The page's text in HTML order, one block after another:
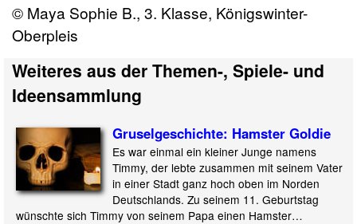
© Maya Sophie B., 3. Klasse, Königswinter-
Oberpleis
Weiteres aus der Themen-, Spiele- und
Ideensammlung
Gruselgeschichte: Hamster Goldie
Es war einmal ein kleiner Junge namens
Timmy, der lebte zusammen mit seinem Vater
in einer Stadt ganz hoch oben im Norden
Deutschlands. Zu seinem 11. Geburtstag
wünschte sich Timmy von seinem Papa einen Hamster…